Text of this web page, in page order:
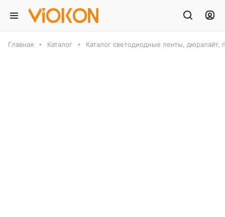
Главная Каталог Каталог светодиодные ленты, дюралайт,